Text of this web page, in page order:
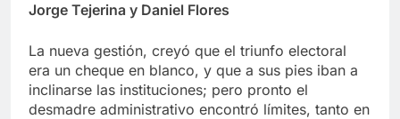
Jorge Tejerina y Daniel Flores
La nueva gestión, creyó que el triunfo electoral
era un cheque en blanco, y que a sus pies iban a
inclinarse las instituciones; pero pronto el
desmadre administrativo encontró límites, tanto en